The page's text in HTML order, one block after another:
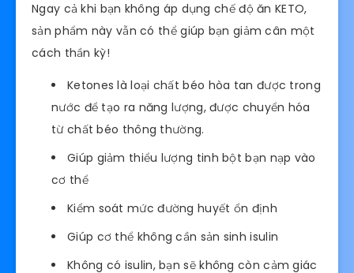
Ngay cả khi bạn không áp dụng chế độ ăn KETO,
sản phẩm này vẫn có thể giúp bạn giảm cân một
cách thần kỳ!
Ketones là loại chất béo hòa tan được trong
nước để tạo ra năng lượng, được chuyển hóa
từ chất béo thông thường.
Giúp giảm thiểu lượng tinh bột bạn nạp vào
cơ thể
Kiểm soát mức đường huyết ổn định
Giúp cơ thể không cần sản sinh isulin
Không có isulin, bạn sẽ không còn cảm giác